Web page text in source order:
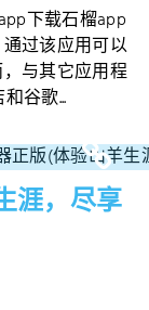
下载石榴app
过该应用可以
与其它应用程
谷歌...
涯，尽享